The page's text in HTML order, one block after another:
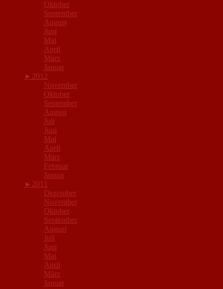
Oktober
September
August
Juni
Mai
April
März
Januar
► 2012
November
Oktober
September
August
Juli
Juni
Mai
April
März
Februar
Januar
► 2011
Dezember
November
Oktober
September
August
Juli
Juni
Mai
April
März
Januar